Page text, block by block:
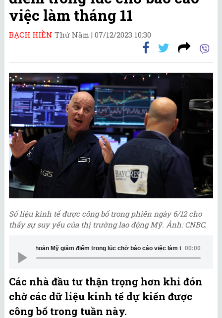
việc làm tháng 11
BẠCH HIỀN Thứ Năm | 07/12/2023 10:30
Số liệu kinh tế được công bố trong phiên ngày 6/12 cho
thấy sự suy yếu của thị trường lao động Mỹ. Ảnh: CNBC.
00:00
Chứng khoán Mỹ giảm điểm trong lúc chờ báo cáo việc làm tháng 11
Các nhà đầu tư thận trọng hơn khi đón
chờ các dữ liệu kinh tế dự kiến được
công bố trong tuần này.